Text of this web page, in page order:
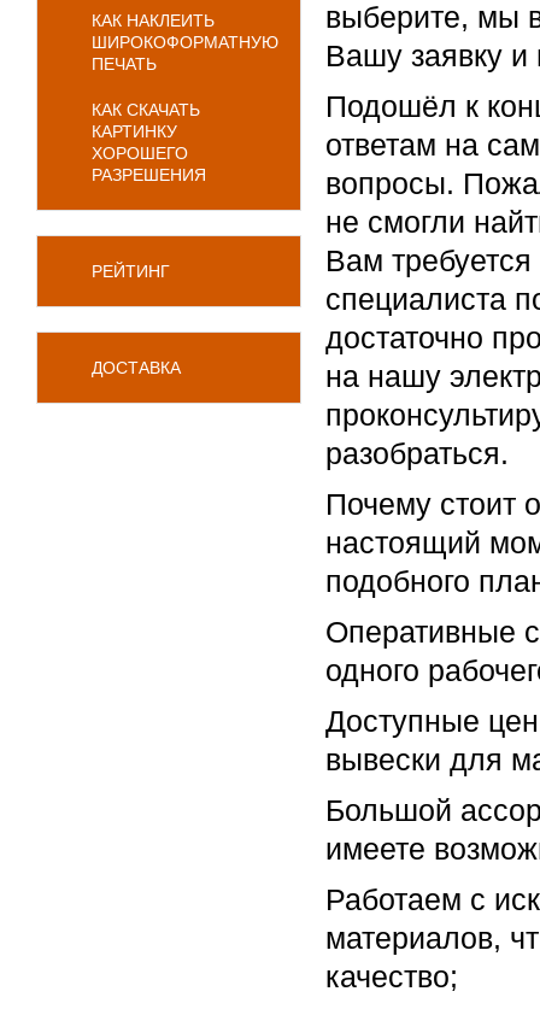
КАК НАКЛЕИТЬ
ШИРОКОФОРМАТНУЮ
ПЕЧАТЬ
КАК СКАЧАТЬ
КАРТИНКУ
ХОРОШЕГО
РАЗРЕШЕНИЯ
РЕЙТИНГ
ДОСТАВКА
выберите, мы
Вашу заявку и
Подошёл к
ответам на
вопросы.
не смогли
Вам
специалиста
достаточно
на нашу
разобраться.
Почему стоит
настоящий
подобного
Оперативные
одного
Доступные
вывески для
Большой
имеете
Работаем с
материалов,
качество;